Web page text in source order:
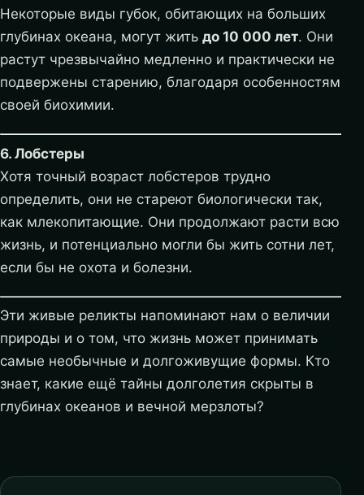
Некоторые виды губок, обитающих на больших
глубинах океана, могут жить до 10 000 лет. Они
растут чрезвычайно медленно и практически не
подвержены старению, благодаря особенностям
своей биохимии.
6. Лобстеры
Хотя точный возраст лобстеров трудно
определить, они не стареют биологически так,
как млекопитающие. Они продолжают расти всю
жизнь, и потенциально могли бы жить сотни лет,
если бы не охота и болезни.
Эти живые реликты напоминают нам о величии
природы и о том, что жизнь может принимать
самые необычные и долгоживущие формы. Кто
знает, какие ещё тайны долголетия скрыты в
глубинах океанов и вечной мерзлоты?